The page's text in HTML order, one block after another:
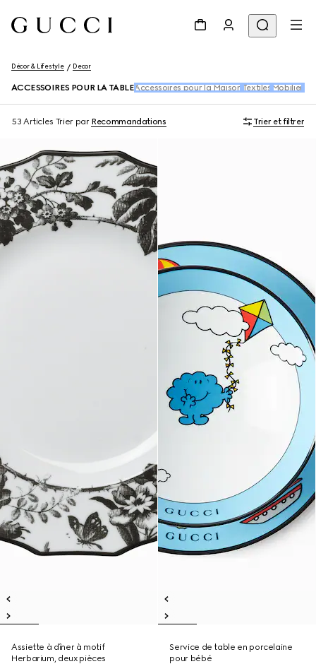
Décor & Lifestyle Decor
ACCESSOIRES POUR LA TABLE Accessoires pour la Maison Textiles Mobilier
53 Articles Trier par Recommandations Trier et filtrer
Assiette à dîner à motif
Herbarium, deux pièces
Service de table en porcelaine
pour bébé